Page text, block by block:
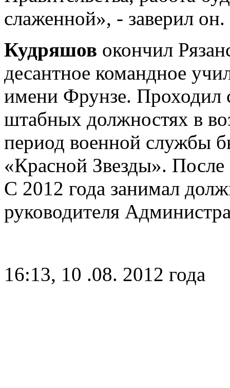
слаженной», - заверил он.
Кудряшов окончил
десантное командное
имени Фрунзе. Проходил
штабных должностях в
период военной службы
«Красной Звезды». После
С 2012 года занимал
руководителя
16:13, 10 .08. 2012 года